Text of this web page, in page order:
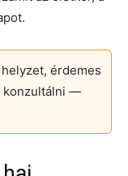
érdemes
konzultálni —